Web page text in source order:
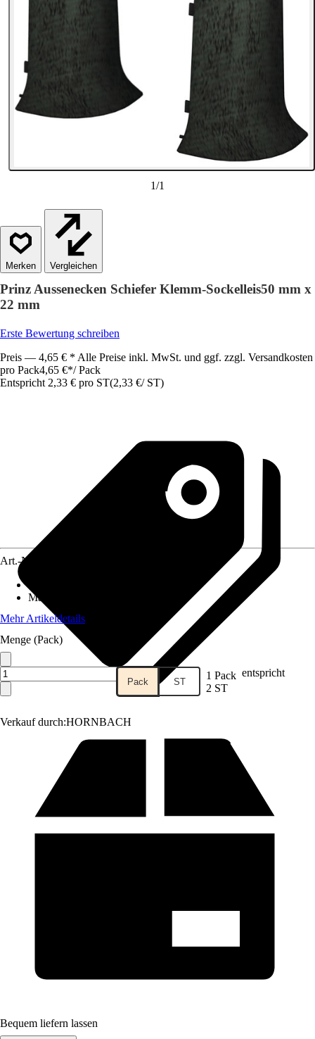
1/1
Vergleichen
Prinz Aussenecken Schiefer Klemm-Sockelleis50 mm x
22 mm
Erste Bewertung schreiben
Preis — 4,65 € * Alle Preise inkl. MwSt. und ggf. zzgl. Versandkosten
pro Pack4,65 €*/ Pack
Entspricht 2,33 € pro ST(2,33 €/ ST)
Verkauf durch:HORNBACH
Art.-Nr.
Material
Mehr Artikeldetails
Menge (Pack)
Pack ST 1 Pack entspricht
2 ST
Bequem liefern lassen